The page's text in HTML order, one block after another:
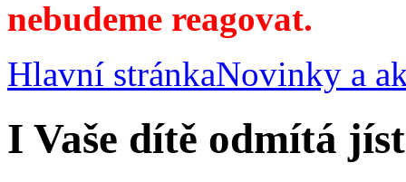
nebudeme reagovat.
Hlavní stránkaNovinky a
I Vaše dítě odmítá